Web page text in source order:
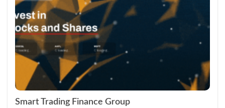
Smart Trading Finance Group